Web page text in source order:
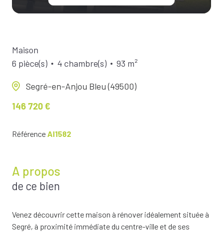
Maison
6 pièce(s)
4 chambre(s) 93 m²
Segré-en-Anjou Bleu (49500)
146 720 €
RéférenceAI1582
A propos
de ce bien
Venez découvrir cette maison à rénover idéalement située à
Segré, à proximité immédiate du centre-ville et de ses